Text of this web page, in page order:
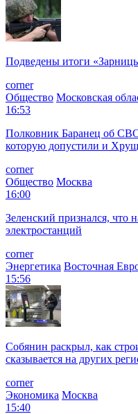
Подведены итоги
corner
Общество Московская
16:53
Полковник Баранец об
которую допустили и
corner
Общество Москва
16:00
Зеленский признался, что
электростанций
corner
Энергетика Восточная
15:56
Собянин раскрыл, как
сказывается на других
corner
Экономика Москва
15:40